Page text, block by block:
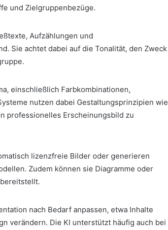
und Zielgruppenbezüge.
Aufzählungen und
Sie achtet dabei auf die Tonalität, den Zweck
einschließlich Farbkombinationen,
nutzen dabei Gestaltungsprinzipien wie
professionelles Erscheinungsbild zu
lizenzfreie Bilder oder generieren
Zudem können sie Diagramme oder
nach Bedarf anpassen, etwa Inhalte
verändern. Die KI unterstützt häufig auch bei